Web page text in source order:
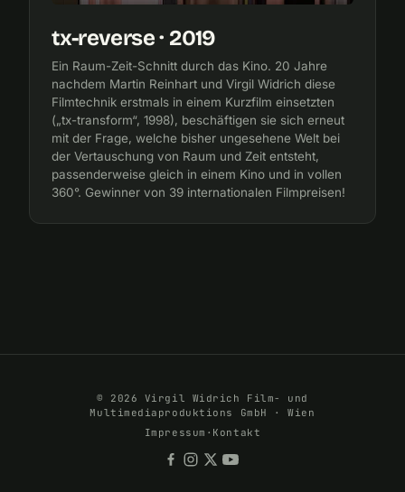
tx-reverse · 2019
Ein Raum-Zeit-Schnitt durch das Kino. 20 Jahre
nachdem Martin Reinhart und Virgil Widrich diese
Filmtechnik erstmals in einem Kurzfilm einsetzten
(„tx-transform“, 1998), beschäftigen sie sich erneut
mit der Frage, welche bisher ungesehene Welt bei
der Vertauschung von Raum und Zeit entsteht,
passenderweise gleich in einem Kino und in vollen
360°. Gewinner von 39 internationalen Filmpreisen!
© 2026 Virgil Widrich Film- und
Multimediaproduktions GmbH · Wien
Impressum · Kontakt